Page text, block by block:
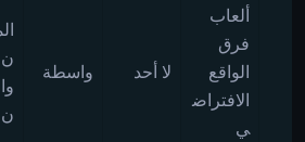
ألعاب
فرق
الواقع
الافتراض
ي
لا أحد واسطة
ن
ن